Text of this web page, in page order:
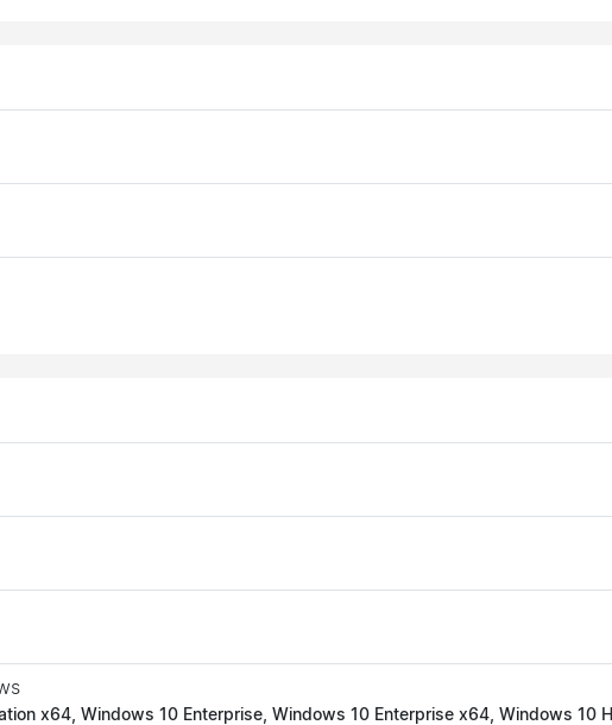
x64, Windows 10 Enterprise, Windows 10 Enterprise x64, Windows 10